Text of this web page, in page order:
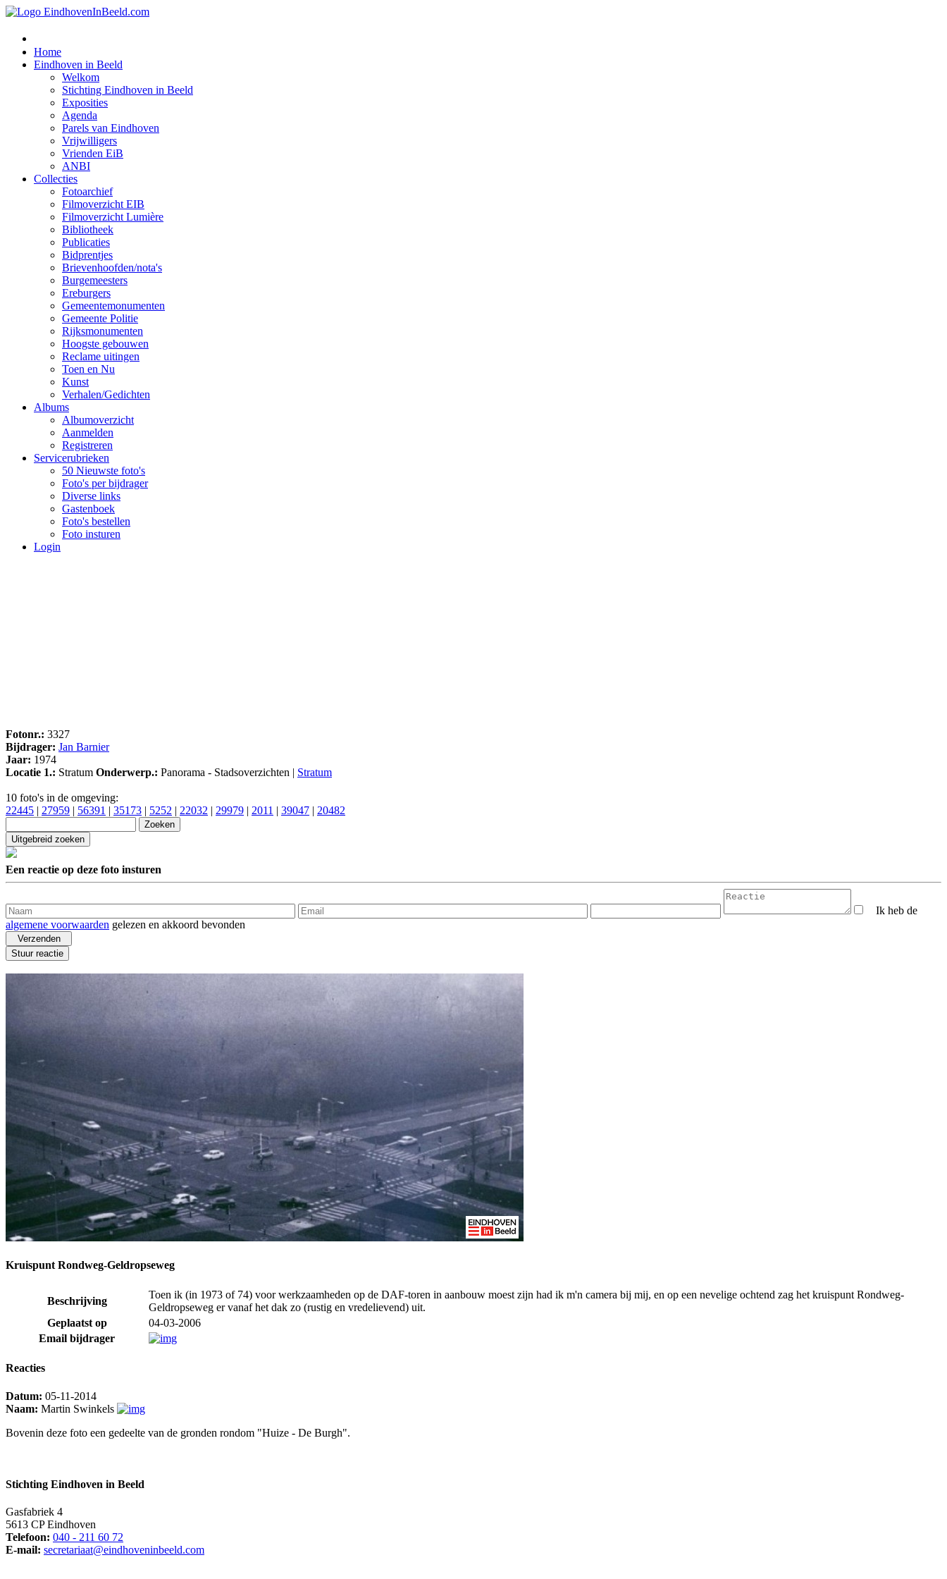
Home
Eindhoven in Beeld
Welkom
Stichting Eindhoven in Beeld
Exposities
Agenda
Parels van Eindhoven
Vrijwilligers
Vrienden EiB
ANBI
Collecties
Fotoarchief
Filmoverzicht EIB
Filmoverzicht Lumière
Bibliotheek
Publicaties
Bidprentjes
Brievenhoofden/nota's
Burgemeesters
Ereburgers
Gemeentemonumenten
Gemeente Politie
Rijksmonumenten
Hoogste gebouwen
Reclame uitingen
Toen en Nu
Kunst
Verhalen/Gedichten
Albums
Albumoverzicht
Aanmelden
Registreren
Servicerubrieken
50 Nieuwste foto's
Foto's per bijdrager
Diverse links
Gastenboek
Foto's bestellen
Foto insturen
Login
Fotonr.: 3327
Bijdrager: Jan Barnier
Jaar: 1974
Locatie 1.: Stratum Onderwerp.: Panorama - Stadsoverzichten | Stratum
10 foto's in de omgeving:
22445
27959 56391 35173 5252 22032 29979 2011 39047 20482
Een reactie op deze foto insturen
Ik heb de
algemene voorwaarden gelezen en akkoord bevonden
Kruispunt Rondweg-Geldropseweg
Beschrijving
Toen ik (in 1973 of 74) voor werkzaamheden op de DAF-toren in aanbouw moest zijn had ik m'n camera bij mij, en op een nevelige ochtend zag het kruispunt Rondweg-
Geldropseweg er vanaf het dak zo (rustig en vredelievend) uit.
Geplaatst op
04-03-2006
Email bijdrager
Reacties
Datum: 05-11-2014
Naam: Martin Swinkels
Bovenin deze foto een gedeelte van de gronden rondom "Huize - De Burgh".
Stichting Eindhoven in Beeld
Gasfabriek 4
5613 CP Eindhoven
Telefoon: 040 - 211 60 72
E-mail: secretariaat@eindhoveninbeeld.com